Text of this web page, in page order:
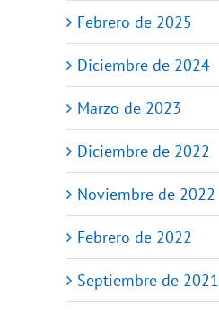
Febrero de 2025
Diciembre de 2024
Marzo de 2023
Diciembre de 2022
Noviembre de 2022
Febrero de 2022
Septiembre de 2021